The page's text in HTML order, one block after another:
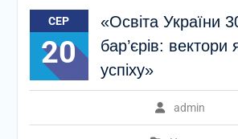
СЕР
20
«Освіта України
бар’єрів: вектори
успіху»
admin